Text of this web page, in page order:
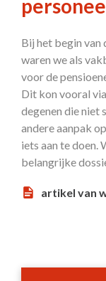
Bij het begin van
waren we als
voor de
Dit kon vooral
degenen die niet
andere aanpak
iets aan te doen.
belangrijke
artikel van